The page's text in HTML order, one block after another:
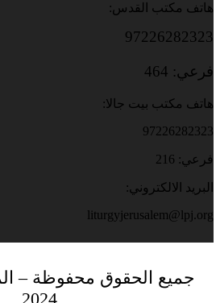
هاتف مكتب القدس:
97226282323
فرعي: 464
هاتف مكتب بيت جالا:
97226282323
فرعي: 216
البريد الالكتروني:
liturgyjerusalem@lpj.org
جميع الحقوق محفوظة –
2024